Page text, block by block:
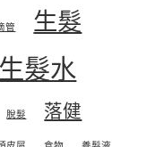
管 生髮
生髮水
脫髮 落健